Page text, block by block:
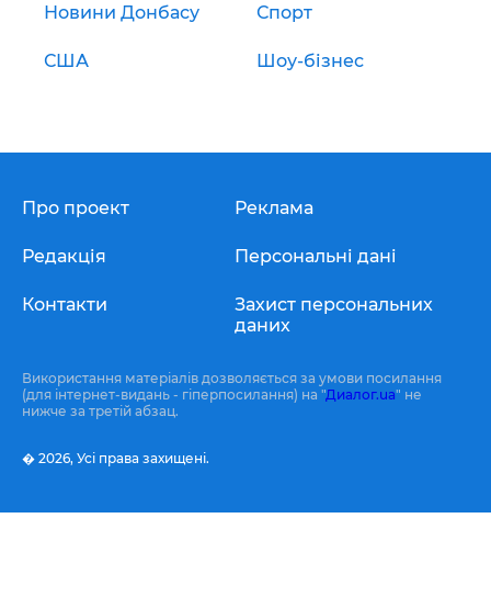
Новини Донбасу Спорт
США Шоу-бізнес
Про проект
Редакція
Контакти
Реклама
Персональні дані
Захист персональних
даних
Використання матеріалів дозволяється за умови посилання
(для інтернет-видань - гіперпосилання) на "Диалог.ua" не
нижче за третій абзац.
� 2026, Усі права захищені.